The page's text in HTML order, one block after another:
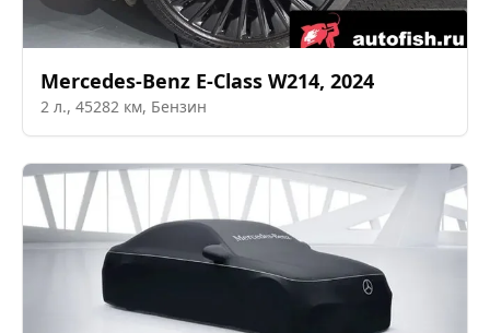
Mercedes-Benz E-Class W214, 2024
2 л., 45282 км, Бензин